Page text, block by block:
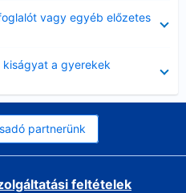
vagy egyéb előzetes
a gyerekek
partnerünk
feltételek